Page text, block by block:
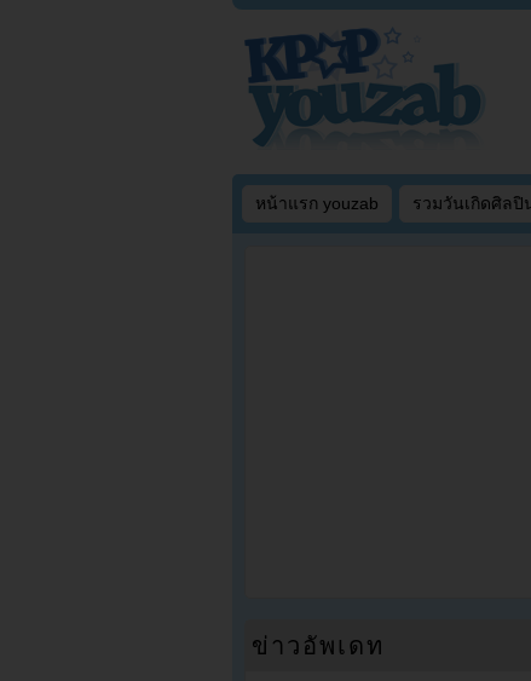
หน้าแรก youzab รวมวันเกิดศิลปิ
ข่าวอัพเดท